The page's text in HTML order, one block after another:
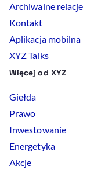
Archiwalne relacje
Kontakt
Aplikacja mobilna
XYZ Talks
Więcej od XYZ
Giełda
Prawo
Inwestowanie
Energetyka
Akcje